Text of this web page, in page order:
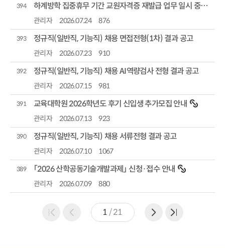
394 하계방학 집중휴무 기간 교원자격증 재발급 업무 일시 중단 안내
관리자 2026.07.24 876
393 정규직(일반직, 기능직) 채용 면접전형(1차) 결과 공고
관리자 2026.07.23 910
392 정규직(일반직, 기능직) 채용 AI역량검사 전형 결과 공고
관리자 2026.07.15 981
391 교육대학원 2026학년도 후기 신입생 추가모집 안내
관리자 2026.07.13 923
390 정규직(일반직, 기능직) 채용 서류전형 결과 공고
관리자 2026.07.10 1067
389 「2026 산학공동기술개발과제」 신청·접수 안내
관리자 2026.07.09 880
1 /21